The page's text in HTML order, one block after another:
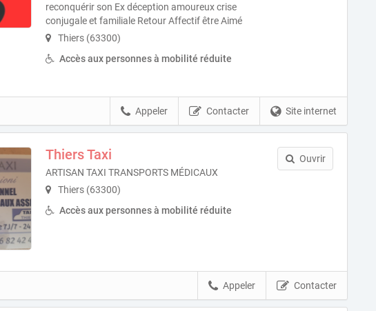
reconquérir son Ex déception amoureux crise
conjugale et familiale Retour Affectif être Aimé
Thiers (63300)
Accès aux personnes à mobilité réduite
Site internet
Contacter
Appeler
Thiers Taxi
ARTISAN TAXI TRANSPORTS MÉDICAUX
Thiers (63300)
Accès aux personnes à mobilité réduite
Ouvrir
Contacter
Appeler